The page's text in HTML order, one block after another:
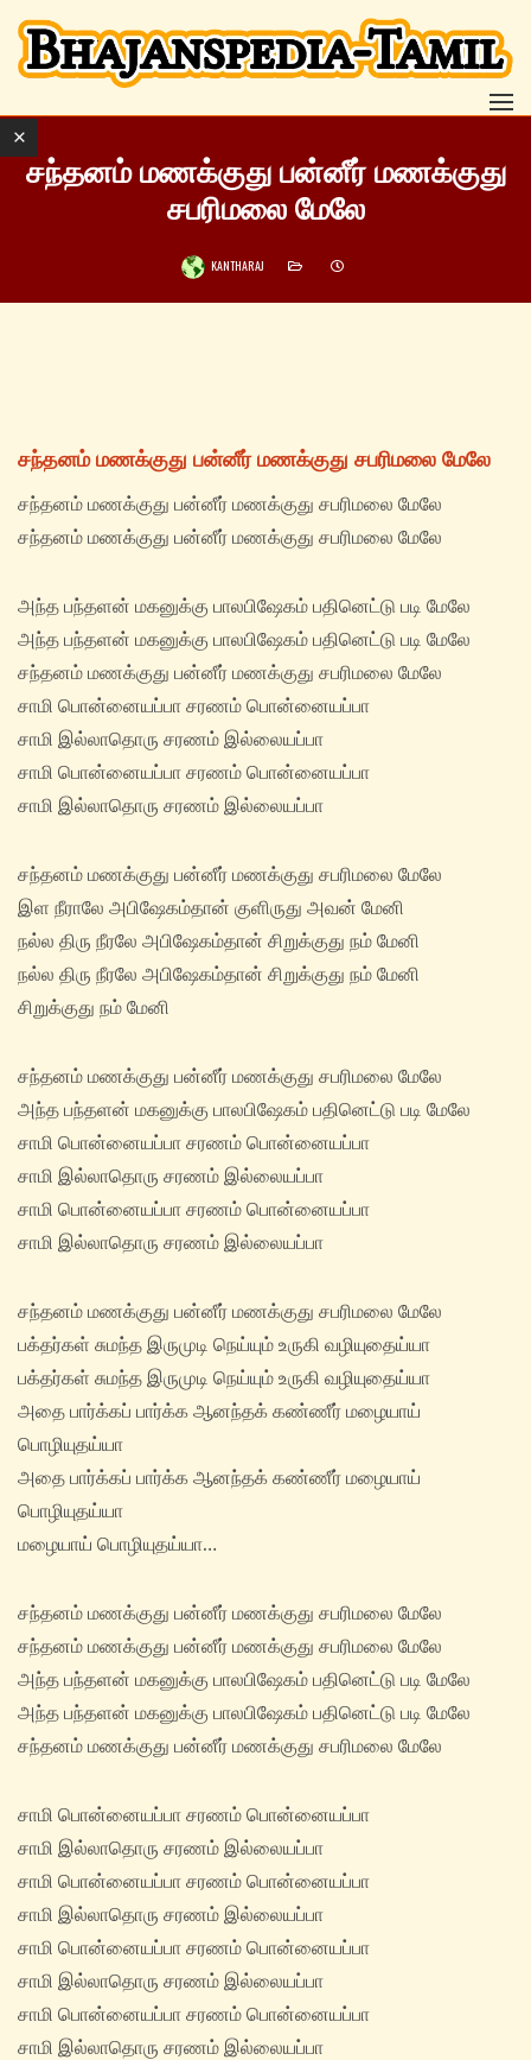
சந்தனம் மணக்குது பன்னீர் மணக்குது
சபரிமலை மேலே
KANTHARAJ
சந்தனம் மணக்குது பன்னீர் மணக்குது சபரிமலை மேலே
சந்தனம் மணக்குது பன்னீர் மணக்குது சபரிமலை மேலே
சந்தனம் மணக்குது பன்னீர் மணக்குது சபரிமலை மேலே
அந்த‌ பந்தளன் மகனுக்கு பாலபிஷேகம் பதினெட்டு படி மேலே
அந்த‌ பந்தளன் மகனுக்கு பாலபிஷேகம் பதினெட்டு படி மேலே
சந்தனம் மணக்குது பன்னீர் மணக்குது சபரிமலை மேலே
சாமி பொன்னையப்பா சரணம் பொன்னையப்பா
சாமி இல்லாதொரு சரணம் இல்லையப்பா
சாமி பொன்னையப்பா சரணம் பொன்னையப்பா
சாமி இல்லாதொரு சரணம் இல்லையப்பா
சந்தனம் மணக்குது பன்னீர் மணக்குது சபரிமலை மேலே
இள‌ நீராலே அபிஷேகம்தான் குளிருது அவன் மேனி
நல்ல‌ திரு நீரலே அபிஷேகம்தான் சிறுக்குது நம் மேனி
நல்ல‌ திரு நீரலே அபிஷேகம்தான் சிறுக்குது நம் மேனி
சிறுக்குது நம் மேனி
சந்தனம் மணக்குது பன்னீர் மணக்குது சபரிமலை மேலே
அந்த‌ பந்தளன் மகனுக்கு பாலபிஷேகம் பதினெட்டு படி மேலே
சாமி பொன்னையப்பா சரணம் பொன்னையப்பா
சாமி இல்லாதொரு சரணம் இல்லையப்பா
சாமி பொன்னையப்பா சரணம் பொன்னையப்பா
சாமி இல்லாதொரு சரணம் இல்லையப்பா
சந்தனம் மணக்குது பன்னீர் மணக்குது சபரிமலை மேலே
பக்தர்கள் சுமந்த‌ இருமுடி நெய்யும் உருகி வழியுதைய்யா
பக்தர்கள் சுமந்த‌ இருமுடி நெய்யும் உருகி வழியுதைய்யா
அதை பார்க்கப் பார்க்க‌ ஆனந்தக் கண்ணீர் மழையாய்
பொழியுதய்யா
அதை பார்க்கப் பார்க்க‌ ஆனந்தக் கண்ணீர் மழையாய்
பொழியுதய்யா
மழையாய் பொழியுதய்யா…
சந்தனம் மணக்குது பன்னீர் மணக்குது சபரிமலை மேலே
சந்தனம் மணக்குது பன்னீர் மணக்குது சபரிமலை மேலே
அந்த‌ பந்தளன் மகனுக்கு பாலபிஷேகம் பதினெட்டு படி மேலே
அந்த‌ பந்தளன் மகனுக்கு பாலபிஷேகம் பதினெட்டு படி மேலே
சந்தனம் மணக்குது பன்னீர் மணக்குது சபரிமலை மேலே
சாமி பொன்னையப்பா சரணம் பொன்னையப்பா
சாமி இல்லாதொரு சரணம் இல்லையப்பா
சாமி பொன்னையப்பா சரணம் பொன்னையப்பா
சாமி இல்லாதொரு சரணம் இல்லையப்பா
சாமி பொன்னையப்பா சரணம் பொன்னையப்பா
சாமி இல்லாதொரு சரணம் இல்லையப்பா
சாமி பொன்னையப்பா சரணம் பொன்னையப்பா
சாமி இல்லாதொரு சரணம் இல்லையப்பா